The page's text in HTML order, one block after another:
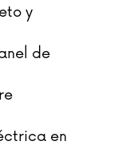
y
de
en